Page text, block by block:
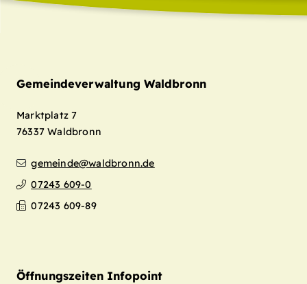
Gemeindeverwaltung Waldbronn
Marktplatz 7
76337 Waldbronn
gemeinde@waldbronn.de
07243 609-0
07243 609-89
Öffnungszeiten Infopoint